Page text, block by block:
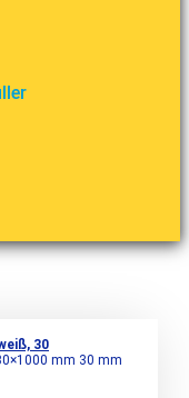
30
mm 30 mm